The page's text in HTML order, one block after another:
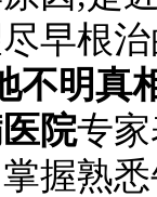
早根
明真
院专
握熟